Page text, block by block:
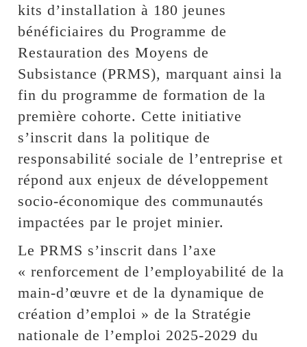
kits d’installation à 180 jeunes
bénéficiaires du Programme de
Restauration des Moyens de
Subsistance (PRMS), marquant ainsi la
fin du programme de formation de la
première cohorte. Cette initiative
s’inscrit dans la politique de
responsabilité sociale de l’entreprise et
répond aux enjeux de développement
socio-économique des communautés
impactées par le projet minier.
Le PRMS s’inscrit dans l’axe
« renforcement de l’employabilité de la
main-d’œuvre et de la dynamique de
création d’emploi » de la Stratégie
nationale de l’emploi 2025-2029 du